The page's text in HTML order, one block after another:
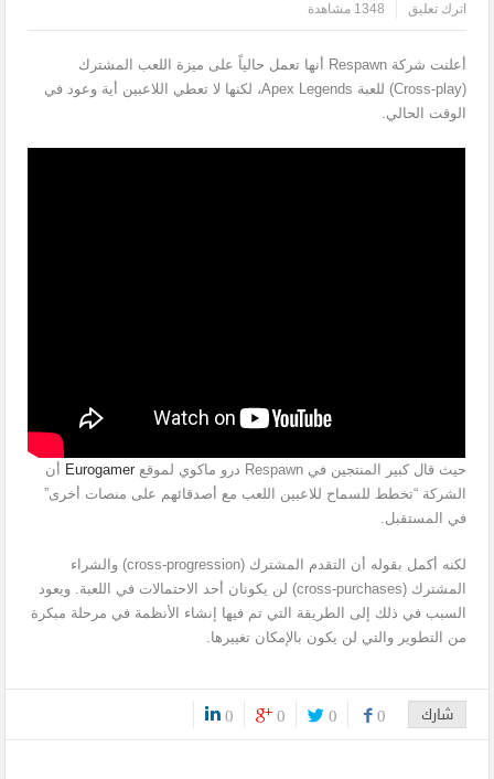
اترك تعليق
1348 مشاهدة
أعلنت شركة Respawn أنها تعمل حالياً على ميزة اللعب المشترك
(Cross-play) للعبة Apex Legends، لكنها لا تعطي اللاعبين أية وعود في
الوقت الحالي.
حيث قال كبير المنتجين في Respawn درو ماكوي لموقع Eurogamer أن
الشركة “تخطط للسماح للاعبين اللعب مع أصدقائهم على منصات أخرى”
في المستقبل.
لكنه أكمل بقوله أن التقدم المشترك (cross-progression) والشراء
المشترك (cross-purchases) لن يكونان أحد الاحتمالات في اللعبة. ويعود
السبب في ذلك إلى الطريقة التي تم فيها إنشاء الأنظمة في مرحلة مبكرة
من التطوير والتي لن يكون بالإمكان تغييرها.
شارك 0
0
0
0